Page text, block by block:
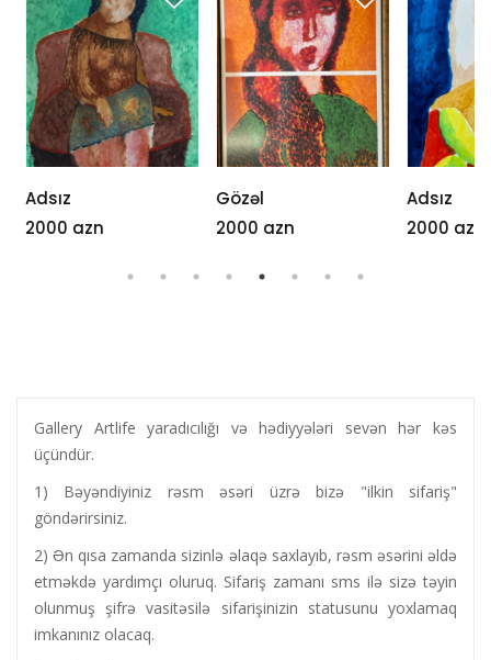
Adsız
2000 azn
Gözəl
2000 azn
Adsız
2000 azn
Gallery Artlife yaradıcılığı və hədiyyələri sevən hər kəs
üçündür.
1) Bəyəndiyiniz rəsm əsəri üzrə bizə "ilkin sifariş"
göndərirsiniz.
2) Ən qısa zamanda sizinlə əlaqə saxlayıb, rəsm əsərini əldə
etməkdə yardımçı oluruq. Sifariş zamanı sms ilə sizə təyin
olunmuş şifrə vasitəsilə sifarişinizin statusunu yoxlamaq
imkanınız olacaq.